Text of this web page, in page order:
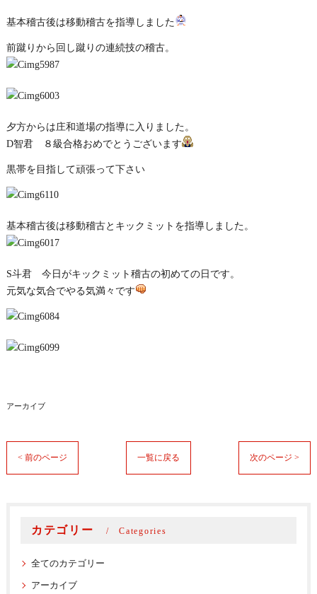
基本稽古後は移動稽古を指導しました
前蹴りから回し蹴りの連続技の稽古。
夕方からは庄和道場の指導に入りました。
D智君 ８級合格おめでとうございます
黒帯を目指して頑張って下さい
基本稽古後は移動稽古とキックミットを指導しました。
S斗君 今日がキックミット稽古の初めての日です。
元気な気合でやる気満々です
アーカイブ
< 前のページ 一覧に戻る 次のページ >
カテゴリー Categories
全てのカテゴリー
アーカイブ